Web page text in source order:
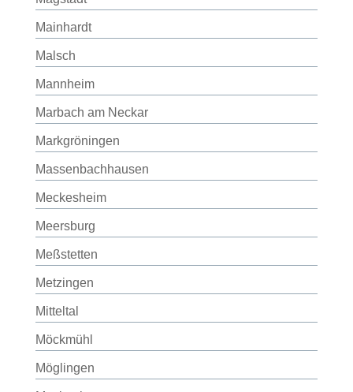
Mainhardt
Malsch
Mannheim
Marbach am Neckar
Markgröningen
Massenbachhausen
Meckesheim
Meersburg
Meßstetten
Metzingen
Mitteltal
Möckmühl
Möglingen